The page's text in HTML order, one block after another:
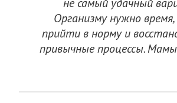
Организму нужно
прийти в норму и
привычные процессы.